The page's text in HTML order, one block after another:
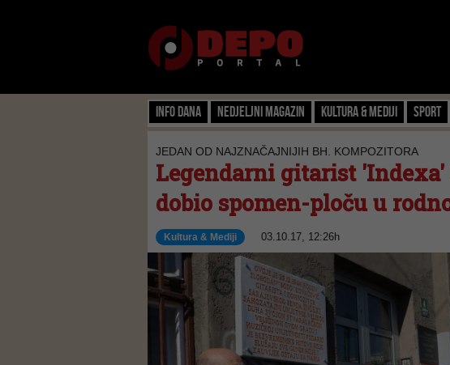
Info dana Nedjeljni magazin Kultura & Mediji Sport
JEDAN OD NAJZNAČAJNIJIH BH. KOMPOZITORA
Legendarni gitarist 'Indexa'
dobio spomen-ploču u
Kultura & Mediji 03.10.17, 12:26h